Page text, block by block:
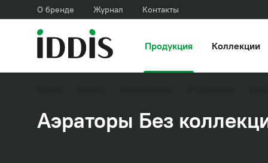
О бренде Журнал Контакты
Продукция Коллекции
Аэраторы Без